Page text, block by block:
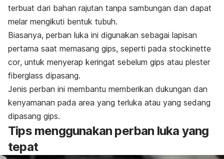
terbuat dari bahan rajutan tanpa sambungan dan dapat
melar mengikuti bentuk tubuh.
Biasanya, perban luka ini digunakan sebagai lapisan
pertama saat memasang gips, seperti pada stockinette
cor, untuk menyerap keringat sebelum gips atau plester
fiberglass dipasang.
Jenis perban ini membantu memberikan dukungan dan
kenyamanan pada area yang terluka atau yang sedang
dipasang gips.
Tips menggunakan perban luka yang
tepat